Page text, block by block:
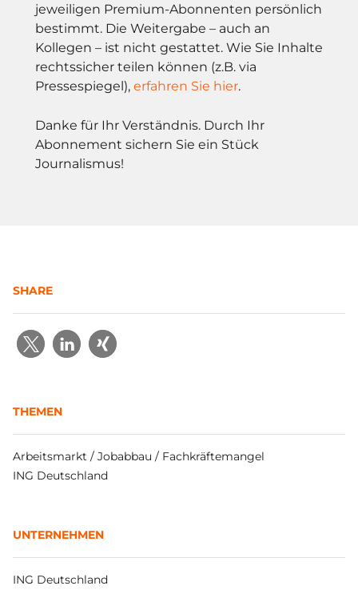
jeweiligen Premium-Abonnenten persönlich
bestimmt. Die Weitergabe – auch an
Kollegen – ist nicht gestattet. Wie Sie Inhalte
rechtssicher teilen können (z.B. via
Pressespiegel), erfahren Sie hier.
Danke für Ihr Verständnis. Durch Ihr
Abonnement sichern Sie ein Stück
Journalismus!
SHARE
THEMEN
Arbeitsmarkt / Jobabbau / Fachkräftemangel
ING Deutschland
UNTERNEHMEN
ING Deutschland